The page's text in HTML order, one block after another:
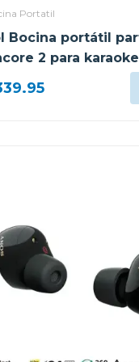
Portatil
Bocina portátil
2 para karaoke